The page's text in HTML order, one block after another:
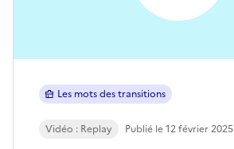
Les mots des transitions
Vidéo : Replay Publié le 12 février 2025